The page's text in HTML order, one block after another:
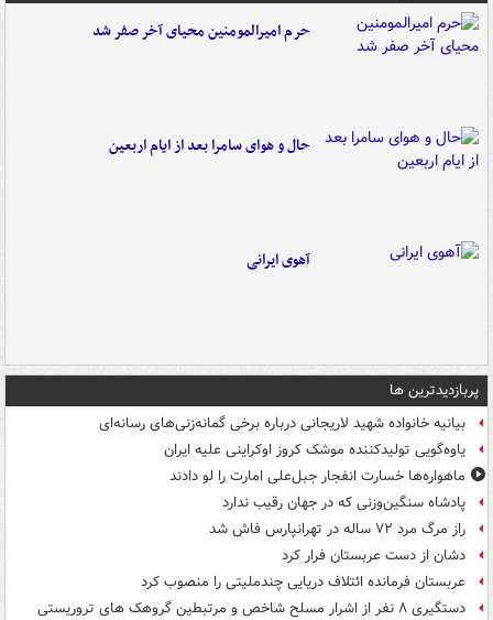
حرم امیرالمومنین محیای آخر صفر شد
حال و هوای سامرا بعد از ایام اربعین
آهوی ایرانی
پربازدیدترین ها
بیانیه خانواده شهید لاریجانی درباره برخی گمانه‌زنی‌های رسانه‌ای
یاوه‌گویی تولیدکننده موشک کروز اوکراینی علیه ایران
ماهواره‌ها خسارت انفجار جبل‌علی امارت را لو دادند
پادشاه سنگین‌وزنی که در جهان رقیب ندارد
راز مرگ مرد ۷۲ ساله در تهرانپارس فاش شد
دشان از دست عربستان فرار کرد
عربستان فرمانده ائتلاف دریایی چندملیتی را منصوب کرد
دستگیری ۸ نفر از اشرار مسلح شاخص و مرتبطین گروهک های تروریستی